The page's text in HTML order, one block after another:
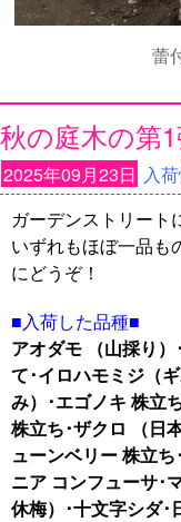
蕾
秋の庭木の第
2025年09月23日 入
ガーデンストリート
いずれもほぼ一品も
にどうぞ！
■入荷した品種■
アオダモ （山採り
て･イロハモミジ（
み）･エゴノキ 株立
株立ち･ザクロ （日
ューンベリー 株立
ニア コンフューサ･
休梅）･十文字シダ･